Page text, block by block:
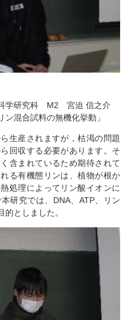
学研究科 M2 宮迫 信之介
ン混合試料の無機化挙動」
生産されますが，枯渇の問題
回収する必要があります。そ
含まれているため期待されて
る有機態リンは、植物が根か
処理によってリン酸イオンに
研究では、DNA、ATP、リン
としました。